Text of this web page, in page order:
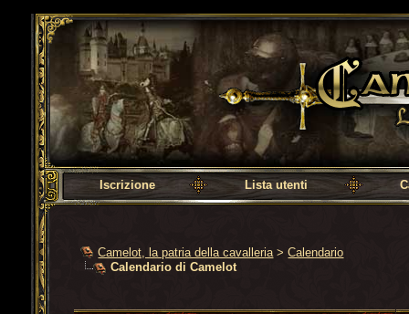
Camelot, la patria della cavalleria
Iscrizione Lista utenti
Camelot, la patria della cavalleria >Calendario
Calendario di Camelot